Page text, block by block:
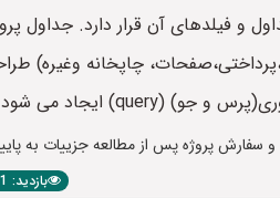
و فیلدهای آن قرار دارد. جداول
چاپخانه وغیره)
سفارش پروژه پس از مطالعه جزییات به
بازدید: 651 مرتبه